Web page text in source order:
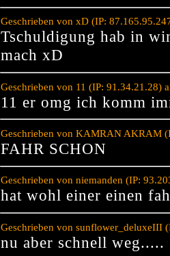
Geschrieben von xD (IP:
Tschuldigung hab in
mach xD
Geschrieben von 11 (IP: 91.34.21.28)
11 er omg ich komm
Geschrieben von KAMRAN AKRAM
FAHR SCHON
Geschrieben von niemanden (IP:
hat wohl einer einen
Geschrieben von sunflower_deluxeIII
nu aber schnell weg.....